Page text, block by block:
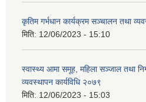
कृतिम गर्भधान कार्यक्रम सञ्चालन तथा
मिति: 12/06/2023 - 15:10
स्वास्थ्य आमा समूह, महिला सञ्जाल तथा
व्यवस्थापन कार्यविधि २०७९
मिति: 12/06/2023 - 15:03